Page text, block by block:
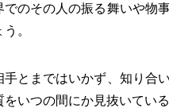
でのその人の振る舞いや物
。
手とまではいかず、知り合
をいつの間にか見抜いてい